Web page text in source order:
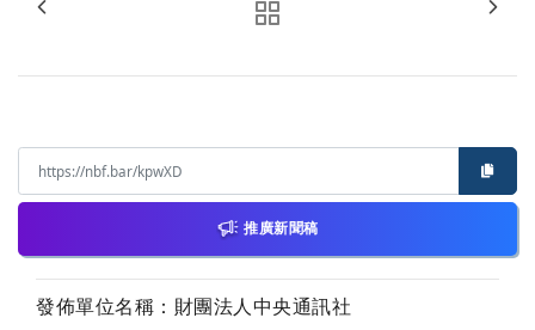
推廣新聞稿
發佈單位名稱：財團法人中央通訊社